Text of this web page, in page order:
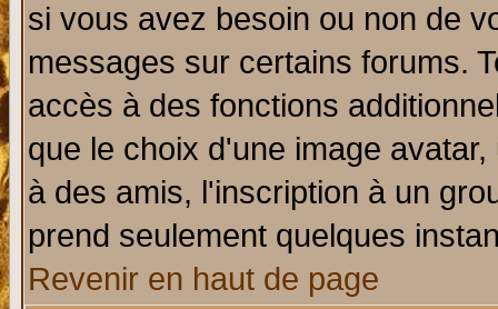
si vous avez besoin ou non de
messages sur certains forums.
accès à des fonctions
que le choix d'une image
à des amis, l'inscription à un
prend seulement quelques
Revenir en haut de page